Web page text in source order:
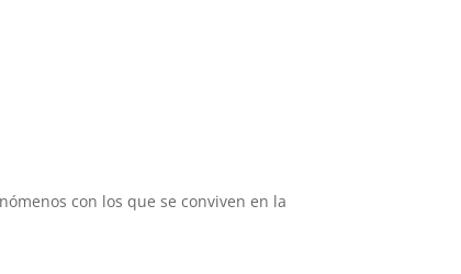
con los que se conviven en la